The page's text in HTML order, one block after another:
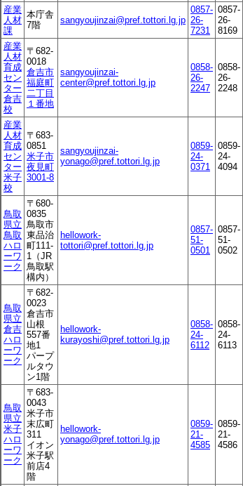
産業
人材
課
本庁舎
7階
sangyoujinzai@pref.tottori.lg.jp
0857-
26-
7231
0857-
26-
8169
産業
人材
育成
セン
ター
倉吉
校
〒682-
0018
倉吉市
福庭町
二丁目
１番地
sangyoujinzai-
center@pref.tottori.lg.jp
0858-
26-
2247
0858-
26-
2248
産業
人材
育成
セン
ター
米子
校
〒683-
0851
米子市
夜見町
3001-8
sangyoujinzai-
yonago@pref.tottori.lg.jp
0859-
24-
0371
0859-
24-
4094
鳥取
県立
鳥取
ハロ
ーワ
ーク
〒680-
0835
鳥取市
東品治
町111-
1（JR
鳥取駅
構内）
hellowork-
tottori@pref.tottori.lg.jp
0857-
51-
0501
0857-
51-
0502
鳥取
県立
倉吉
ハロ
ーワ
ーク
〒682-
0023
倉吉市
山根
557番
地1
パープ
ルタウ
ン1階
hellowork-
kurayoshi@pref.tottori.lg.jp
0858-
24-
6112
0858-
24-
6113
鳥取
県立
米子
ハロ
ーワ
ーク
〒683-
0043
米子市
末広町
311
イオン
米子駅
前店4
階
hellowork-
yonago@pref.tottori.lg.jp
0859-
21-
4585
0859-
21-
4586